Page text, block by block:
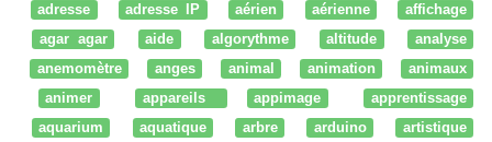
adresse
adresse IP aérien aérienne
affichage
agar agar
aide algorythme altitude
analyse
anemomètre
anges animal animation
animaux
animer
appareils appimage
apprentissage
aquarium
aquatique arbre arduino
artistique